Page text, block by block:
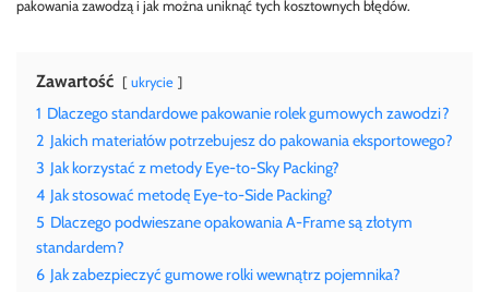
pakowania zawodzą i jak można uniknąć tych kosztownych błędów.
Zawartość ukrycie
1 Dlaczego standardowe pakowanie rolek gumowych zawodzi?
2 Jakich materiałów potrzebujesz do pakowania eksportowego?
3 Jak korzystać z metody Eye-to-Sky Packing?
4 Jak stosować metodę Eye-to-Side Packing?
5 Dlaczego podwieszane opakowania A-Frame są złotym
standardem?
6 Jak zabezpieczyć gumowe rolki wewnątrz pojemnika?